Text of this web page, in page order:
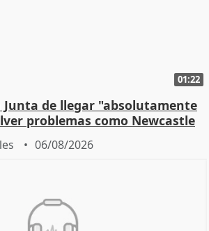
01:22
Junta de llegar "absolutamente
problemas como Newcastle
06/08/2026